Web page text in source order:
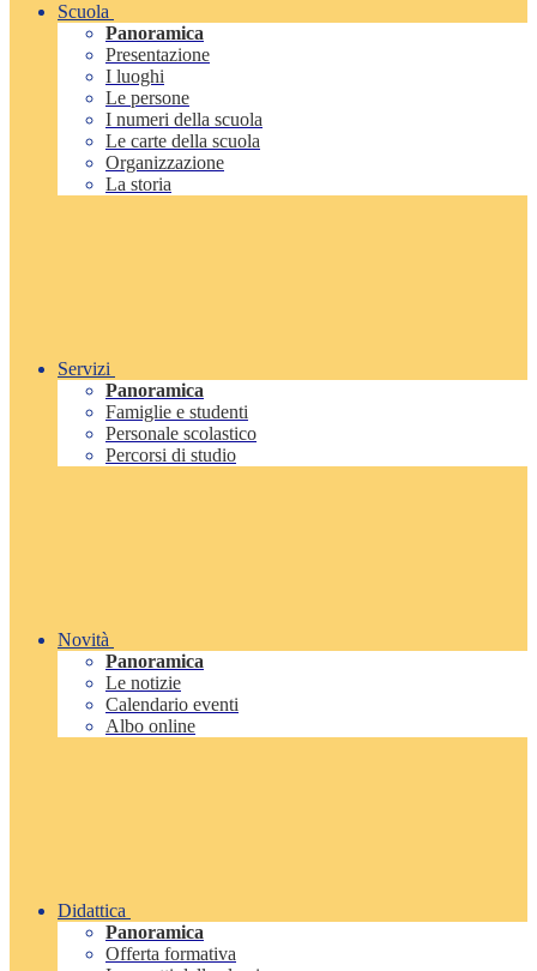
Scuola
Panoramica
Presentazione
I luoghi
Le persone
I numeri della scuola
Le carte della scuola
Organizzazione
La storia
Servizi
Panoramica
Famiglie e studenti
Personale scolastico
Percorsi di studio
Novità
Panoramica
Le notizie
Calendario eventi
Albo online
Didattica
Panoramica
Offerta formativa